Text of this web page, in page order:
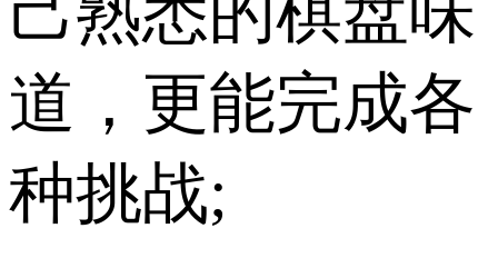
道，更能完成各
种挑战;